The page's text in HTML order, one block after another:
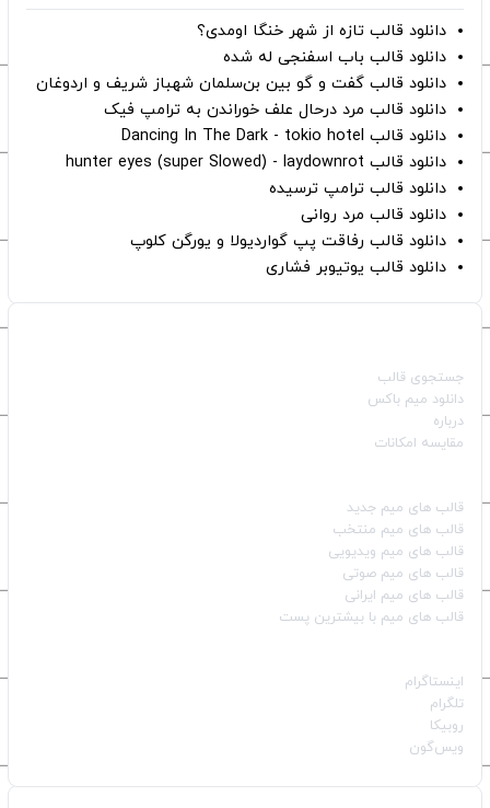
دانلود قالب تازه از شهر خنگا اومدی؟
دانلود قالب باب اسفنجی له شده
دانلود قالب گفت و گو بین بن‌سلمان شهباز شریف و اردوغان
دانلود قالب مرد درحال علف خوراندن به ترامپ فیک
دانلود قالب Dancing In The Dark - tokio hotel
دانلود قالب hunter eyes (super Slowed) - laydownrot
دانلود قالب ترامپ ترسیده
دانلود قالب مرد روانی
دانلود قالب رفاقت پپ گواردیولا و یورگن کلوپ
دانلود قالب یوتیوبر فشاری
جستجوی قالب
دانلود میم باکس
درباره
مقایسه امکانات
قالب‌ های میم جدید
قالب‌ های میم منتخب
قالب‌ های میم ویدیویی
قالب‌ های میم صوتی
قالب‌ های میم ایرانی
قالب‌ های میم با بیشترین پست
اینستاگرام
تلگرام
روبیکا
ویس‌گون